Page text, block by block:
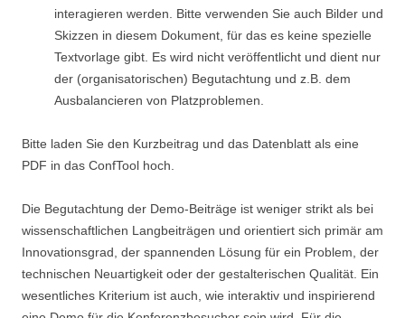
interagieren werden. Bitte verwenden Sie auch Bilder und
Skizzen in diesem Dokument, für das es keine spezielle
Textvorlage gibt. Es wird nicht veröffentlicht und dient nur
der (organisatorischen) Begutachtung und z.B. dem
Ausbalancieren von Platzproblemen.
Bitte laden Sie den Kurzbeitrag und das Datenblatt als eine
PDF in das ConfTool hoch.
Die Begutachtung der Demo-Beiträge ist weniger strikt als bei
wissenschaftlichen Langbeiträgen und orientiert sich primär am
Innovationsgrad, der spannenden Lösung für ein Problem, der
technischen Neuartigkeit oder der gestalterischen Qualität. Ein
wesentliches Kriterium ist auch, wie interaktiv und inspirierend